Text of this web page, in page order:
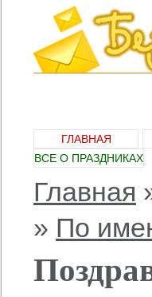
ГЛАВНАЯ
ВСЕ О ПРАЗДНИКАХ
Главная
» По